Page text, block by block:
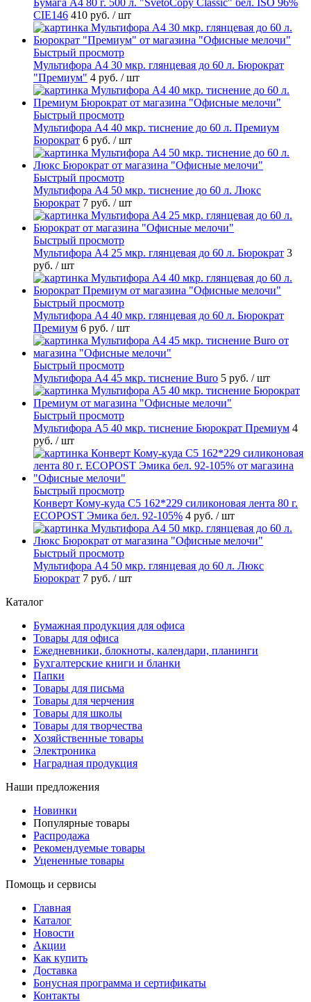
CIE146 410 руб. / шт
Быстрый просмотр
Мультифора А4 30 мкр. глянцевая до 60 л. Бюрократ
"Премиум" 4 руб. / шт
Быстрый просмотр
Мультифора А4 40 мкр. тиснение до 60 л. Премиум
Бюрократ 6 руб. / шт
Быстрый просмотр
Мультифора А4 50 мкр. тиснение до 60 л. Люкс
Бюрократ 7 руб. / шт
Быстрый просмотр
Мультифора А4 25 мкр. глянцевая до 60 л. Бюрократ 3
руб. / шт
Быстрый просмотр
Мультифора А4 40 мкр. глянцевая до 60 л. Бюрократ
Премиум 6 руб. / шт
Быстрый просмотр
Мультифора А4 45 мкр. тиснение Buro 5 руб. / шт
Быстрый просмотр
Мультифора А5 40 мкр. тиснение Бюрократ Премиум 4
руб. / шт
Быстрый просмотр
Конверт Кому-куда С5 162*229 силиконовая лента 80 г.
ECOPOST Эмика бел. 92-105% 4 руб. / шт
Быстрый просмотр
Мультифора А4 50 мкр. глянцевая до 60 л. Люкс
Бюрократ 7 руб. / шт
Каталог
Бумажная продукция для офиса
Товары для офиса
Ежедневники, блокноты, календари, планинги
Бухгалтерские книги и бланки
Папки
Товары для письма
Товары для черчения
Товары для школы
Товары для творчества
Хозяйственные товары
Электроника
Наградная продукция
Наши предложения
Новинки
Популярные товары
Распродажа
Рекомендуемые товары
Уцененные товары
Помощь и сервисы
Главная
Каталог
Новости
Акции
Как купить
Доставка
Бонусная программа и сертификаты
Контакты